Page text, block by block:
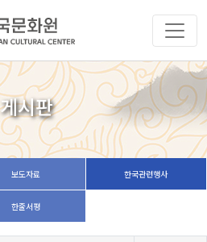
게시판
보도자료 한국관련행사
한줄서평